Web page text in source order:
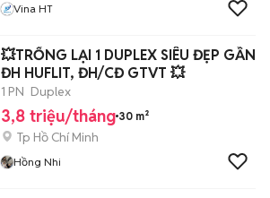
Vina HT
💥TRỐNG LẠI 1 DUPLEX SIÊU ĐẸP GẦN
ĐH HUFLIT, ĐH/CĐ GTVT 💥
1 PN Duplex
3,8 triệu/tháng 30 m²
Tp Hồ Chí Minh
Hồng Nhi